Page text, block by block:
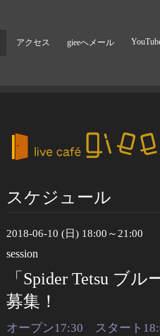
アクセス gieeへメール
スケジュール
2018-06-10 (日) 18:00～21:00
session
「Spider Tetsu ブ
募集！
オープン17:30 スタート